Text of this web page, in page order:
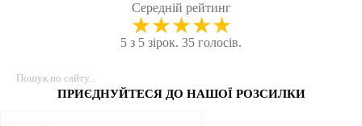
Середній рейтинг
★★★★★
5 з 5 зірок. 35 голосів.
ПРИЄДНУЙТЕСЯ ДО НАШОЇ РОЗСИЛКИ